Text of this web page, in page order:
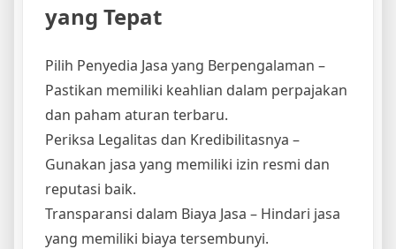
yang Tepat
Pilih Penyedia Jasa yang Berpengalaman –
Pastikan memiliki keahlian dalam perpajakan
dan paham aturan terbaru.
Periksa Legalitas dan Kredibilitasnya –
Gunakan jasa yang memiliki izin resmi dan
reputasi baik.
Transparansi dalam Biaya Jasa – Hindari jasa
yang memiliki biaya tersembunyi.